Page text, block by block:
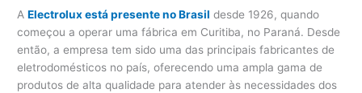
AElectrolux está presente no Brasil desde 1926, quando
começou a operar uma fábrica em Curitiba, no Paraná. Desde
então, a empresa tem sido uma das principais fabricantes de
eletrodomésticos no país, oferecendo uma ampla gama de
produtos de alta qualidade para atender às necessidades dos